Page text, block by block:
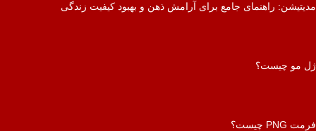
مدیتیشن: راهنمای جامع برای آرامش ذهن و بهبود کیفیت زندگی
ژل مو چیست؟
فرمت PNG چیست؟